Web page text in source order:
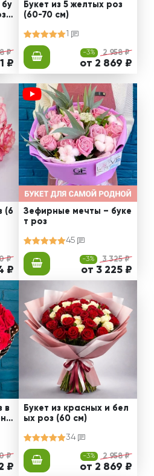
₽
₽
Букет из 5 желтых роз
(60-70 см)
1
-3% 2 958 ₽
от 2 869 ₽
(6
₽
₽
Зефирные мечты – буке
т роз
45
-3% 3 325 ₽
от 3 225 ₽
в
₽
₽
Букет из красных и бел
ых роз (60 см)
34
-3% 2 958 ₽
от 2 869 ₽